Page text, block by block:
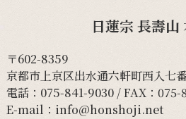
日蓮宗 長壽山
〒602-8359
京都市上京区出水通六軒町西入七
電話： 075-841-9030/ FAX：075-
E-mail： info@honshoji.net